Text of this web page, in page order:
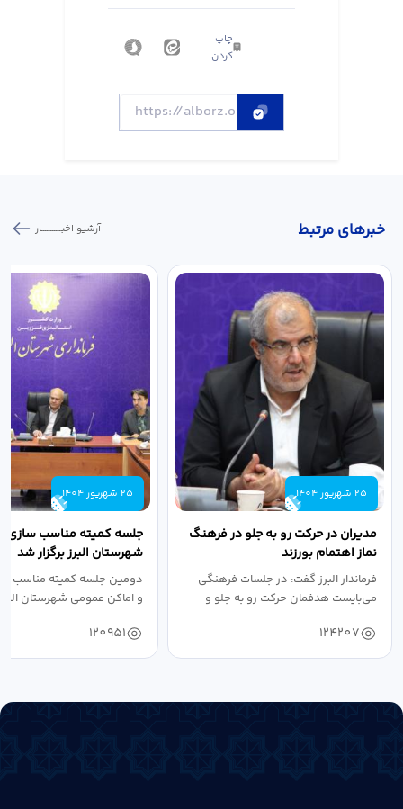
چاپ
کردن
خبر‌های مرتبط آرشیو اخبـــــــــــار
25 شهریور 1404
مدیران در حرکت رو به جلو در فرهنگ
نماز اهتمام بورزند
فرماندار البرز گفت: در جلسات فرهنگی
می‌بایست هدفمان حرکت رو به جلو و
124207
25 شهریور 1404
جلسه کمیته مناسب سازی
شهرستان البرز برگزار شد
دومین جلسه کمیته مناسب
و اماکن عمومی شهرستان
120951